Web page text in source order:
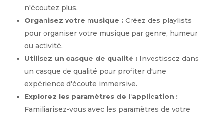
n'écoutez plus.
Organisez votre musique :Créez des playlists
pour organiser votre musique par genre, humeur
ou activité.
Utilisez un casque de qualité :Investissez dans
un casque de qualité pour profiter d'une
expérience d'écoute immersive.
Explorez les paramètres de l'application :
Familiarisez-vous avec les paramètres de votre